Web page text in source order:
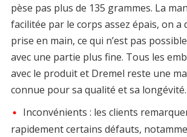
pèse pas plus de 135 grammes. La
facilitée par le corps assez épais, on a
prise en main, ce qui n’est pas
avec une partie plus fine. Tous les
avec le produit et Dremel reste une
connue pour sa qualité et sa longévité.
Inconvénients : les clients
rapidement certains défauts,